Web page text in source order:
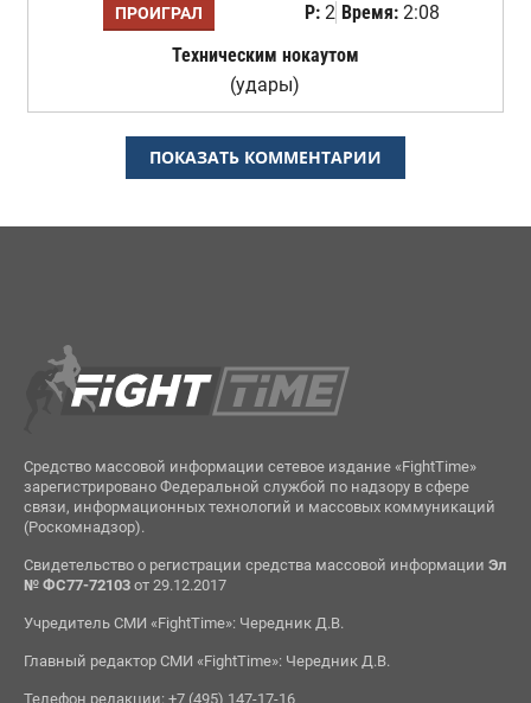
ПРОИГРАЛ Р:2 Время:2:08
Техническим нокаутом
(удары)
ПОКАЗАТЬ КОММЕНТАРИИ
Средство массовой информации сетевое издание «FightTime»
зарегистрировано Федеральной службой по надзору в сфере
связи, информационных технологий и массовых коммуникаций
(Роскомнадзор).
Свидетельство о регистрации средства массовой информации Эл
№ ФС77-72103от 29.12.2017
Учредитель СМИ «FightTime»: Чередник Д.В.
Главный редактор СМИ «FightTime»: Чередник Д.В.
Телефон редакции: +7 (495) 147-17-16